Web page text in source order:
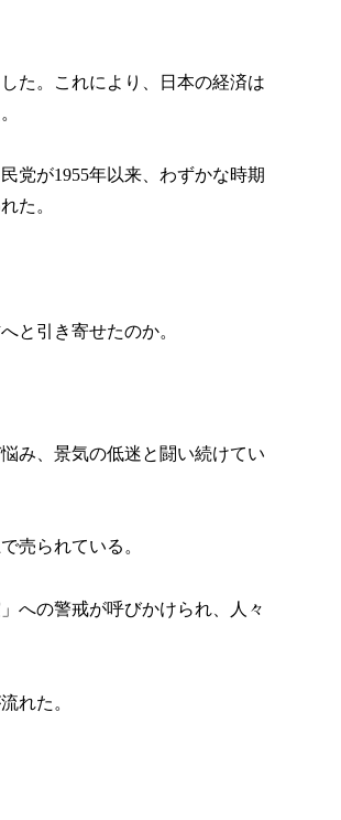
た。これにより、日本の経済は
党が1955年以来、わずかな時期
た。
と引き寄せたのか。
み、景気の低迷と闘い続けてい
売られている。
への警戒が呼びかけられ、人々
れた。